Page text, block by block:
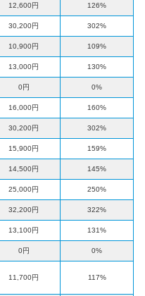
12,600円 126%
30,200円 302%
10,900円 109%
13,000円 130%
0円 0%
16,000円 160%
30,200円 302%
15,900円 159%
14,500円 145%
25,000円 250%
32,200円 322%
13,100円 131%
0円 0%
11,700円 117%